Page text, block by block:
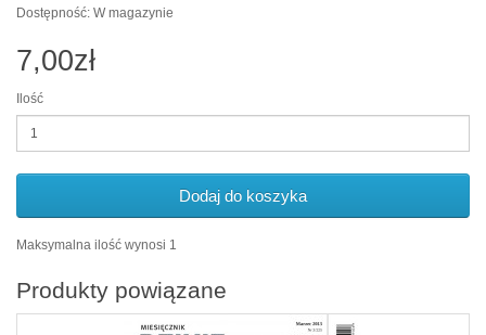
Dostępność: W magazynie
7,00zł
Ilość
Dodaj do koszyka
Maksymalna ilość wynosi 1
Produkty powiązane